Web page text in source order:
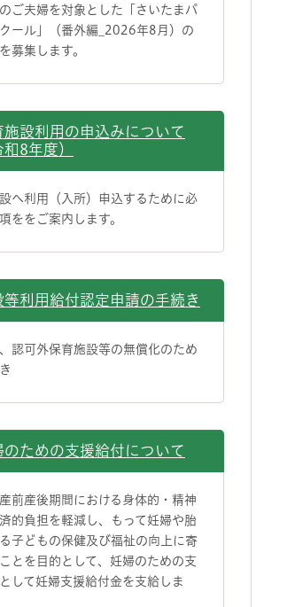
ご夫婦を対象とした「さいたまパ
ール」（番外編_2026年8月）の
募集します。
施設利用の申込みについて
和8年度）
へ利用（入所）申込するために必
ををご案内します。
等利用給付認定申請の手続き
認可外保育施設等の無償化のため
のための支援給付について
前産後期間における身体的・精神
的負担を軽減し、もって妊婦や胎
子どもの保健及び福祉の向上に寄
とを目的として、妊婦のための支
して妊婦支援給付金を支給しま